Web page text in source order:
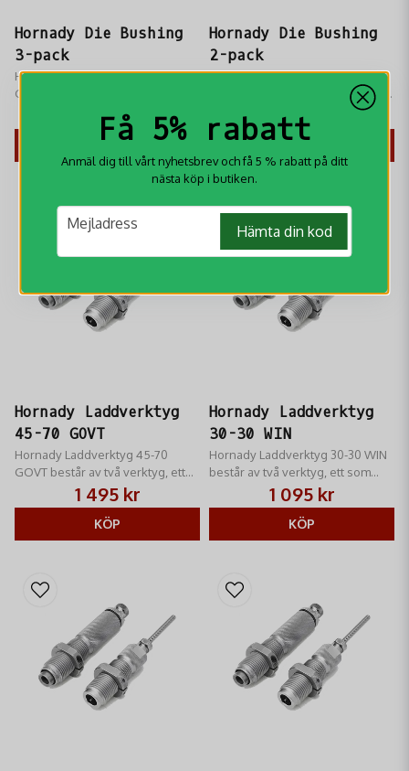
Hornady Die Bushing
3-pack
Hornady Die Bushing 3-pack -
Gör ditt verktygsbyte enkelt med
Hornady bajonettfästen.
499 kr
KÖP
Hornady Die Bushing
2-pack
Hornady Die Bushing 2-pack -
Gör ditt verktygsbyte enkelt med
349 kr
KÖP
Hornady Laddverktyg
45-70 GOVT
Hornady Laddverktyg 45-70
GOVT består av två verktyg, ett
som helkalibrerar hylsan samt
stöter ut tändhatten och ett som
1 495 kr
KÖP
Hornady Laddverktyg
30-30 WIN
Hornady Laddverktyg 30-30 WIN
består av två verktyg, ett som
helkalibrerar hylsan samt stöter
ut tändhatten och ett som sätter i
1 095 kr
KÖP
Få 5% rabatt
Anmäl dig till vårt nyhetsbrev och få 5 % rabatt på ditt
nästa köp i butiken.
email
Mejladress Hämta din kod